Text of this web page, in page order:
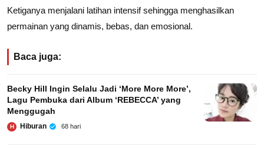
Ketiganya menjalani latihan intensif sehingga menghasilkan
permainan yang dinamis, bebas, dan emosional.
Baca juga:
Becky Hill Ingin Selalu Jadi ‘More More More’,
Lagu Pembuka dari Album ‘REBECCA’ yang
Menggugah
H Hiburan 68 hari